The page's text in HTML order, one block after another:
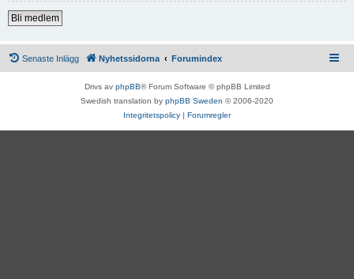
Bli medlem
Senaste Inlägg Nyhetssidorna Forumindex
Drivs av phpBB® Forum Software © phpBB Limited
Swedish translation by phpBB Sweden © 2006-2020
Integritetspolicy | Forumregler